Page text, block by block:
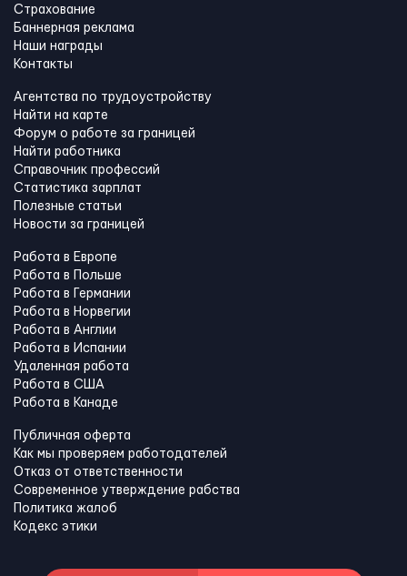
Страхование
Баннерная реклама
Наши награды
Контакты
Агентства по трудоустройству
Найти на карте
Форум о работе за границей
Найти работника
Справочник профессий
Статистика зарплат
Полезные статьи
Новости за границей
Работа в Европе
Работа в Польше
Работа в Германии
Работа в Норвегии
Работа в Англии
Работа в Испании
Удаленная работа
Работа в США
Работа в Канадe
Публичная оферта
Как мы проверяем работодателей
Отказ от ответственности
Современное утверждение рабства
Политика жалоб
Кодекс этики